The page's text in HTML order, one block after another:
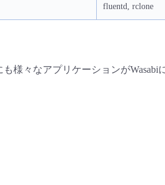
fluentd, rclone
も様々なアプリケーションが